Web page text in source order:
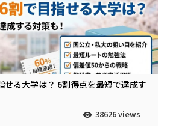
せる大学は？ 6割得点を最短で達成す
38626 views